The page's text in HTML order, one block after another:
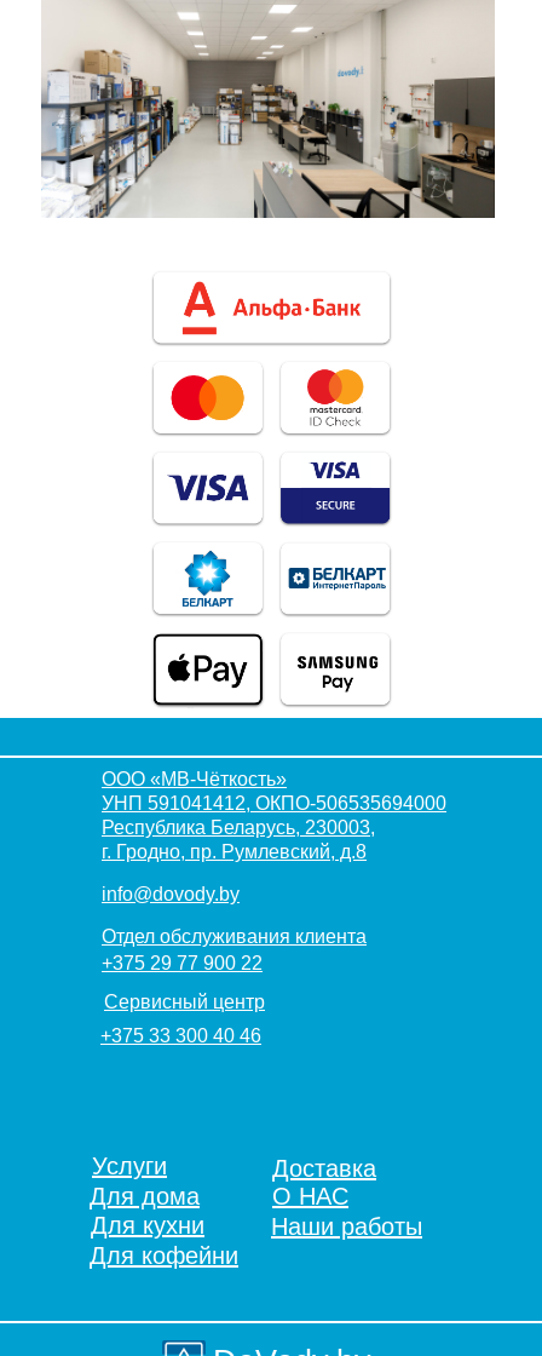
О НАС
ООО «МВ-Чёткость»
УНП 591041412, ОКПО-506535694000
Республика Беларусь, 230003,
г. Гродно, пр. Румлевский, д.8
Сервисный центр
Доставка
+375 29 77 900 22
Услуги
Для дома
Для кухни
Для кофейни
Наши работы
Отдел обслуживания клиента
info@dovody.by
+375 33 300 40 46